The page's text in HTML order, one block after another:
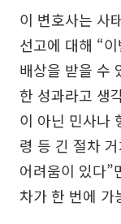
이 변호사는 사
선고에 대해 “
배상을 받을 수
한 성과라고 생
이 아닌 민사나
령 등 긴 절차
어려움이 있다”
차가 한 번에 가